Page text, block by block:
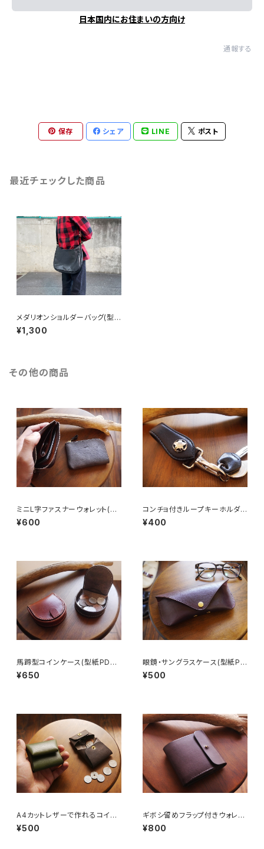
日本国内にお住まいの方向け
通報する
保存 シェア LINE ポスト
最近チェックした商品
メダリオンショルダーバッグ(型
紙PDFファイル)
¥1,300
その他の商品
ミニL字ファスナーウォレット(型
紙PDFファイル)
¥600
コンチョ付きループキーホルダ
ー(型紙PDFファイル)
¥400
馬蹄型コインケース(型紙PDFフ
ァイル)
¥650
眼鏡・サングラスケース(型紙PD
Fファイル)
¥500
A4カットレザーで作れるコイン
ケース(型紙PDFファイル)
¥500
ギボシ留めフラップ付きウォレッ
ト(型紙PDFファイル)
¥800